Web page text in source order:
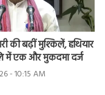
की बढ़ीं मुश्किलें, हथियार
में एक और मुकदमा दर्ज
- 10:15 AM